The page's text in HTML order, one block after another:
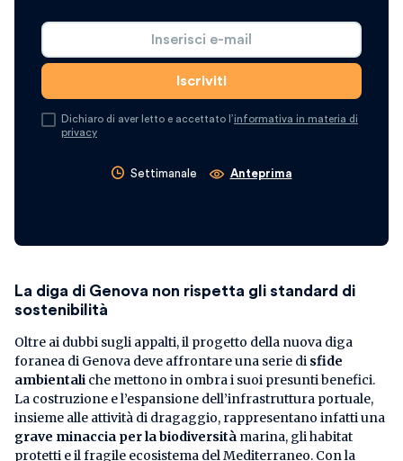
Dichiaro di aver letto e accettato l’informativa in materia di
privacy
Settimanale Anteprima
La diga di Genova non rispetta gli standard di
sostenibilità
Oltre ai dubbi sugli appalti, il progetto della nuova diga
foranea di Genova deve affrontare una serie di sfide
ambientali che mettono in ombra i suoi presunti benefici.
La costruzione e l’espansione dell’infrastruttura portuale,
insieme alle attività di dragaggio, rappresentano infatti una
grave minaccia per la biodiversità marina, gli habitat
protetti e il fragile ecosistema del Mediterraneo. Con la